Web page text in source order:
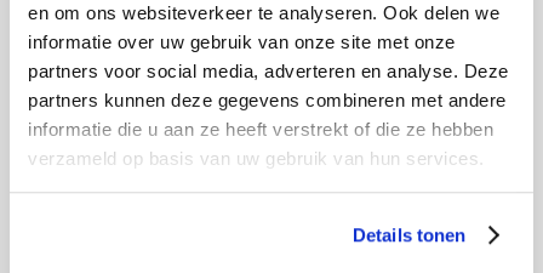
en om ons websiteverkeer te analyseren. Ook delen we
informatie over uw gebruik van onze site met onze
partners voor social media, adverteren en analyse. Deze
partners kunnen deze gegevens combineren met andere
informatie die u aan ze heeft verstrekt of die ze hebben
verzameld op basis van uw gebruik van hun services.
Details tonen
kunt bezeren aan de scherpe randen.
Haak de uitloop over de achterkant van de goot.
Duw de uitloop omhoog, totdat deze in de kraal
van de goot vastklikt. Centreer de uitloop netjes
boven het zojuist gemaakte gat in de dakgoot.
Download hier onze montagehandleiding